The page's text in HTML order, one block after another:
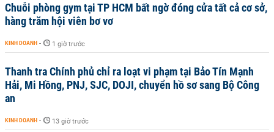
Chuỗi phòng gym tại TP HCM bất ngờ đóng cửa tất cả cơ sở,
hàng trăm hội viên bơ vơ
KINH DOANH - 1 giờ trước
Thanh tra Chính phủ chỉ ra loạt vi phạm tại Bảo Tín Mạnh
Hải, Mi Hồng, PNJ, SJC, DOJI, chuyển hồ sơ sang Bộ Công
an
KINH DOANH - 13 giờ trước